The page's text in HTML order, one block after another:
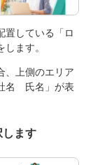
置している「ロ
ます。
、上側のエリア
名 氏名」が表
します